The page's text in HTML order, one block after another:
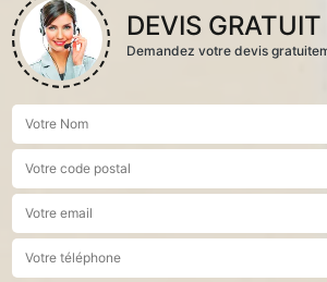
DEVIS GRATUIT
Demandez votre devis